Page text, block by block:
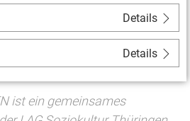
und der LAG Spiel und
ist ein gemeinsames
Details
Details